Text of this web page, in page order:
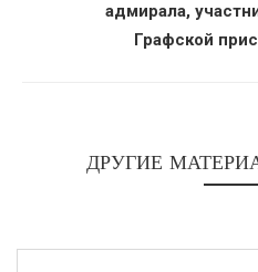
адмирала,
Графской
ДРУГИЕ